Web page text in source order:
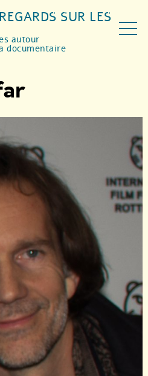
SUR LES
autour
documentaire